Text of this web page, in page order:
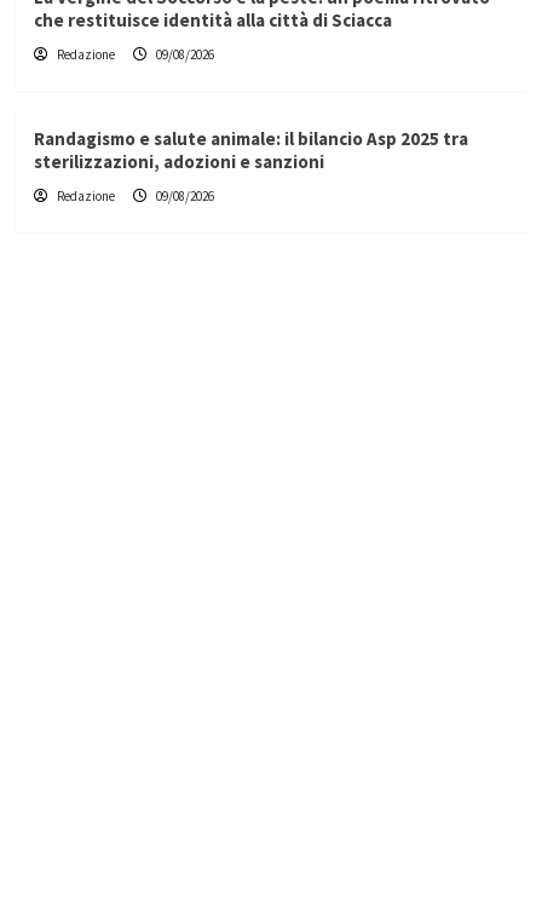
che restituisce identità alla città di Sciacca
Redazione 09/08/2026
Randagismo e salute animale: il bilancio Asp 2025 tra
sterilizzazioni, adozioni e sanzioni
Redazione 09/08/2026